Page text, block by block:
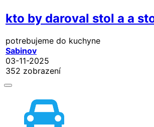
kto by daroval stol a a
potrebujeme do kuchyne
Sabinov
03-11-2025
352 zobrazení